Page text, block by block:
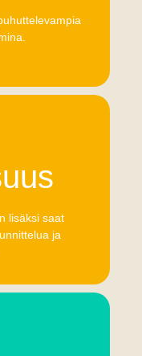
lisäksi saat
ja